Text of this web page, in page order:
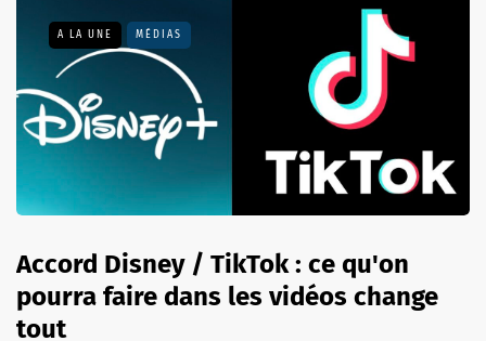
A LA UNE MÉDIAS
Accord Disney / TikTok : ce qu'on
pourra faire dans les vidéos change
tout